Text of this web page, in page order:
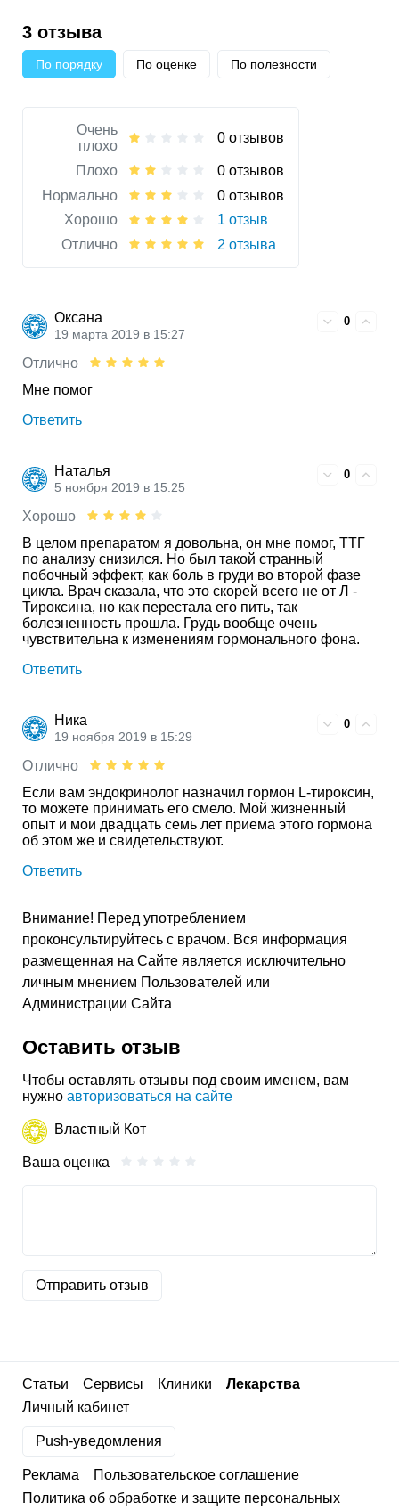
3 отзыва
По порядку По оценке По полезности
Очень
плохо
0 отзывов
Плохо
0 отзывов
Нормально
0 отзывов
Хорошо
1 отзыв
Отлично
2 отзыва
Оксана
19 марта 2019 в 15:27
0
Отлично
Мне помог
Ответить
Наталья
5 ноября 2019 в 15:25
0
Хорошо
В целом препаратом я довольна, он мне помог, ТТГ
по анализу снизился. Но был такой странный
побочный эффект, как боль в груди во второй фазе
цикла. Врач сказала, что это скорей всего не от Л -
Тироксина, но как перестала его пить, так
болезненность прошла. Грудь вообще очень
чувствительна к изменениям гормонального фона.
Ответить
Ника
19 ноября 2019 в 15:29
0
Отлично
Если вам эндокринолог назначил гормон L-тироксин,
то можете принимать его смело. Мой жизненный
опыт и мои двадцать семь лет приема этого гормона
об этом же и свидетельствуют.
Ответить
Внимание! Перед употреблением
проконсультируйтесь с врачом. Вся информация
размещенная на Сайте является исключительно
личным мнением Пользователей или
Администрации Сайта
Оставить отзыв
Чтобы оставлять отзывы под своим именем, вам
нужно авторизоваться на сайте
Властный Кот
Ваша оценка
Отправить отзыв
Статьи Сервисы Клиники
Лекарства
Личный кабинет
Push-уведомления
Реклама
Пользовательское соглашение
Политика об обработке и защите персональных